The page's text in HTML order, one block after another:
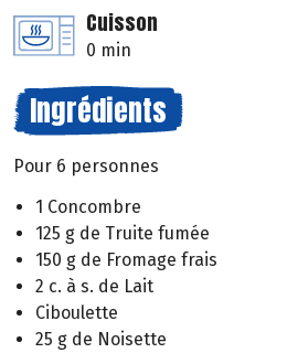
Cuisson
0 min
Ingrédients
Pour 6 personnes
1 Concombre
125 g de Truite fumée
150 g de Fromage frais
2 c. à s. de Lait
Ciboulette
25 g de Noisette